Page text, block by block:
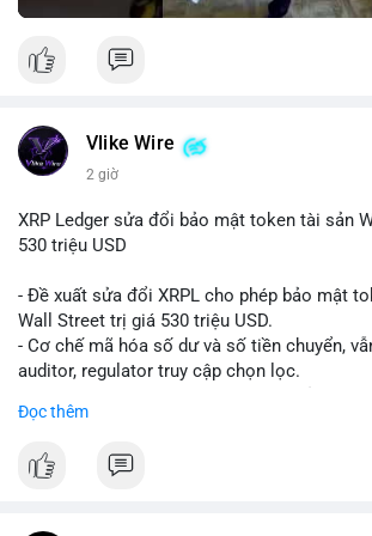
Vlike Wire
2 giờ
XRP Ledger sửa đổi bảo mật token tài sản
530 triệu USD
- Đề xuất sửa đổi XRPL cho phép bảo mật
Wall Street trị giá 530 triệu USD.
- Cơ chế mã hóa số dư và số tiền chuyển,
auditor, regulator truy cập chọn lọc.
tài chính.
chức tài chính.
Đọc thêm